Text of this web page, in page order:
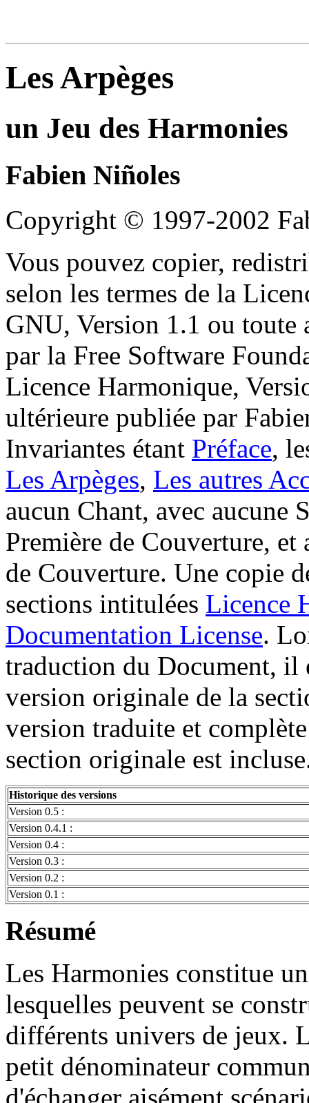
Les Arpèges
un Jeu des Harmonies
Fabien Niñoles
Copyright © 1997-2002
Vous pouvez copier,
selon les termes de la
GNU, Version 1.1 ou toute
par la Free Software
Licence Harmonique,
ultérieure publiée par
Invariantes étant Préface,
Les Arpèges, Les autres
aucun Chant, avec aucune
Première de Couverture, et
de Couverture. Une copie
sections intitulées Licence
Documentation License.
traduction du Document, il
version originale de la
version traduite et
section originale est
Historique des versions
Version 0.5 :
Version 0.4.1 :
Version 0.4 :
Version 0.3 :
Version 0.2 :
Version 0.1 :
Résumé
Les Harmonies constitue
lesquelles peuvent se
différents univers de jeux.
petit dénominateur
d'échanger aisément